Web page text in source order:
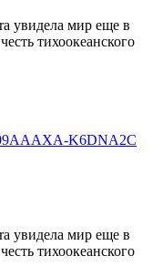
увидела мир еще в
тихоокеанского
K6DNA2C
увидела мир еще в
тихоокеанского